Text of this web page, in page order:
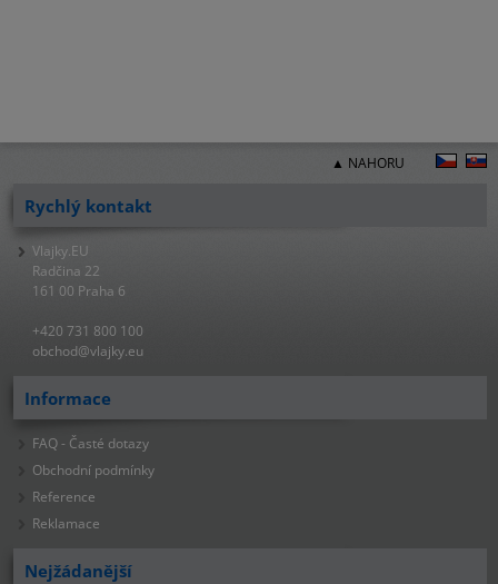
▲ NAHORU
Rychlý kontakt
Vlajky.EU
Radčina 22
161 00 Praha 6
+420 731 800 100
obchod@vlajky.eu
Informace
FAQ - Časté dotazy
Obchodní podmínky
Reference
Reklamace
Nejžádanější